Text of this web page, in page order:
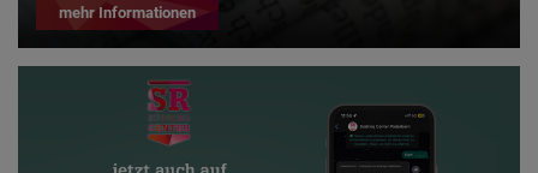
mehr Informationen